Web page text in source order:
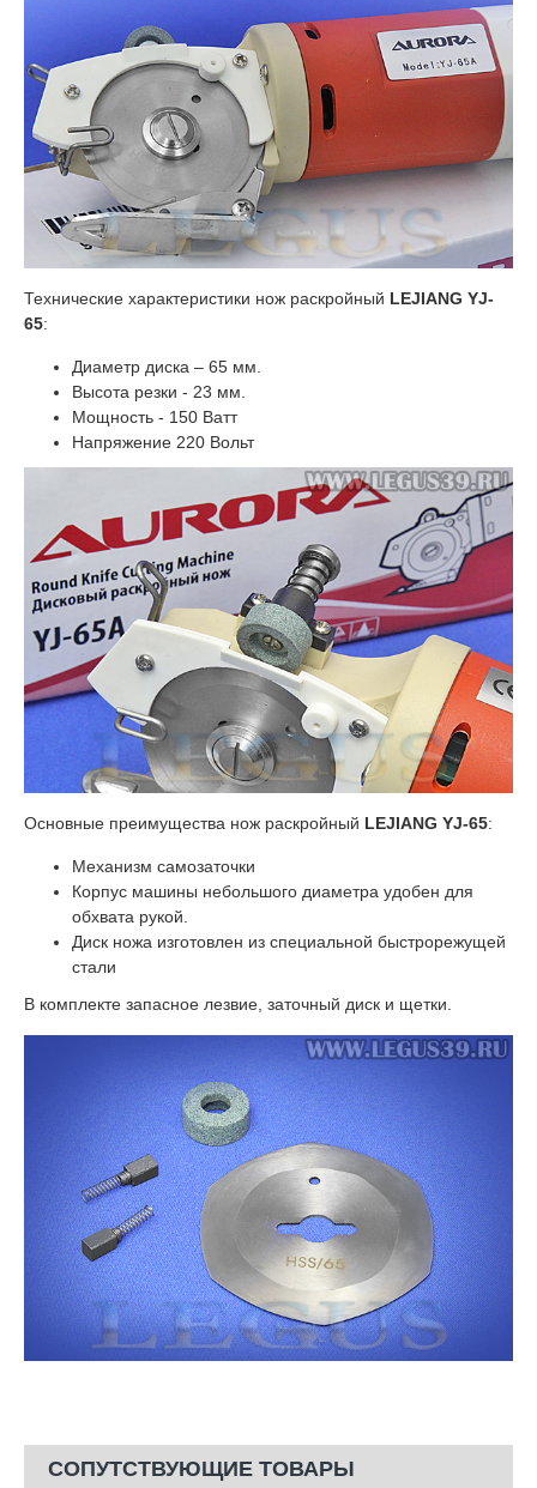
Технические характеристики нож раскройный LEJIANG YJ-
65:
Диаметр диска – 65 мм.
Высота резки - 23 мм.
Мощность - 150 Ватт
Напряжение 220 Вольт
Основные преимущества нож раскройный LEJIANG YJ-65:
Механизм самозаточки
Корпус машины небольшого диаметра удобен для
обхвата рукой.
Диск ножа изготовлен из специальной быстрорежущей
стали
​В комплекте запасное лезвие, заточный диск и щетки.
СОПУТСТВУЮЩИЕ ТОВАРЫ